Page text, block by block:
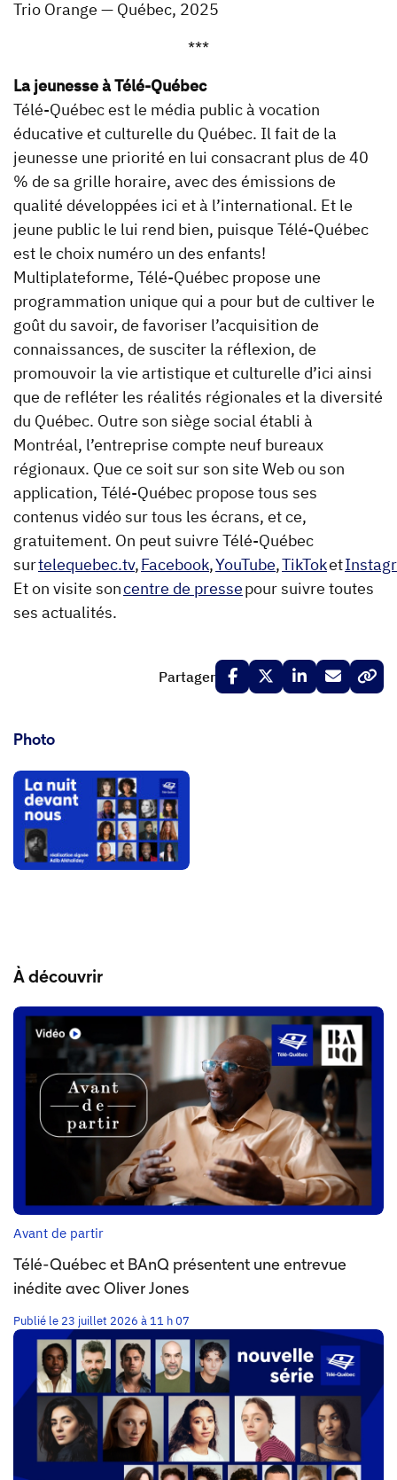
Trio Orange — Québec, 2025
***
La jeunesse à Télé-Québec
Télé-Québec est le média public à vocation
éducative et culturelle du Québec. Il fait de la
jeunesse une priorité en lui consacrant plus de 40
% de sa grille horaire, avec des émissions de
qualité développées ici et à l’international. Et le
jeune public le lui rend bien, puisque Télé-Québec
est le choix numéro un des enfants!
Multiplateforme, Télé-Québec propose une
programmation unique qui a pour but de cultiver le
goût du savoir, de favoriser l’acquisition de
connaissances, de susciter la réflexion, de
promouvoir la vie artistique et culturelle d’ici ainsi
que de refléter les réalités régionales et la diversité
du Québec. Outre son siège social établi à
Montréal, l’entreprise compte neuf bureaux
régionaux. Que ce soit sur son site Web ou son
application, Télé-Québec propose tous ses
contenus vidéo sur tous les écrans, et ce,
gratuitement. On peut suivre Télé-Québec
surtelequebec.tv,Facebook,YouTube,TikToket
Et on visite soncentre de pressepour suivre toutes
ses actualités.
Partager
Photo
À découvrir
Avant de partir
Télé-Québec et BAnQ présentent une entrevue
inédite avec Oliver Jones
Publié le 23 juillet 2026 à 11 h 07